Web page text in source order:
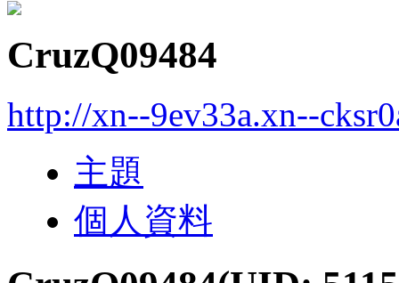
CruzQ09484
http://xn--9ev33a.xn--
主題
個人資料